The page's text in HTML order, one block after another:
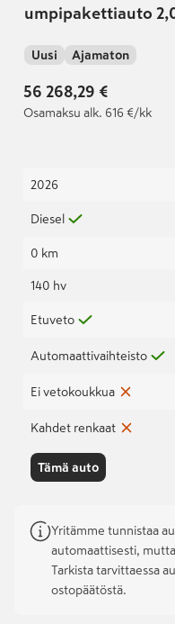
umpipakettiauto
PRO
Uusi Ajamaton
56 268,29 €
Osamaksu alk. 616 €/kk
2026
Diesel
0 km
140 hv
Etuveto
Automaattivaihteisto
Ei vetokoukkua
Kahdet renkaat
Tämä auto
Yritämme tunnistaa
automaattisesti,
Tarkista tarvittaessa
ostopäätöstä.